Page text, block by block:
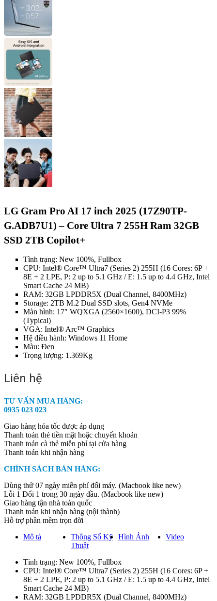
LG Gram Pro AI 17 inch 2025 (17Z90TP-
G.ADB7U1) – Core Ultra 7 255H Ram 32GB
SSD 2TB Copilot+
Tình trạng: New 100%, Fullbox
CPU: Intel® Core™ Ultra7 (Series 2) 255H (16 Cores: 6P +
8E + 2 LPE, P: 2 up to 5.1 GHz / E: 1.5 up to 4.4 GHz, Intel
Smart Cache 24 MB)
RAM: 32GB LPDDR5X (Dual Channel, 8400MHz)
Storage: 2TB M.2 Dual SSD slots, Gen4 NVMe
Màn hình: 17″ WQXGA (2560×1600), DCI-P3 99%
(Typical)
VGA: Intel® Arc™ Graphics
Hệ điều hành: Windows 11 Home
Màu: Đen
Trọng lượng: 1.369Kg
Liên hệ
TƯ VẤN MUA HÀNG:
0935 023 023
Giao hàng hỏa tốc được áp dụng
Thanh toán thẻ tiền mặt hoặc chuyển khoản
Thanh toán cà thẻ miễn phí tại cửa hàng
Thanh toán khi nhận hàng
CHÍNH SÁCH BÁN HÀNG:
Dùng thử 07 ngày miễn phí đổi máy. (Macbook like new)
Lỗi 1 Đổi 1 trong 30 ngày đầu. (Macbook like new)
Giao hàng tận nhà toàn quốc
Thanh toán khi nhận hàng (nội thành)
Hỗ trợ phần mềm trọn đời
Mô tả
Thông Số Kỹ
Thuật
Hình Ảnh Video
Tình trạng: New 100%, Fullbox
CPU: Intel® Core™ Ultra7 (Series 2) 255H (16 Cores: 6P +
8E + 2 LPE, P: 2 up to 5.1 GHz / E: 1.5 up to 4.4 GHz, Intel
Smart Cache 24 MB)
RAM: 32GB LPDDR5X (Dual Channel, 8400MHz)